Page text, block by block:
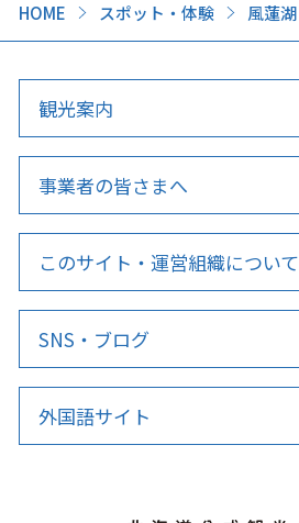
HOME スポット・体験 風蓮湖
観光案内
事業者の皆さまへ
このサイト・運営組織について
SNS・ブログ
外国語サイト